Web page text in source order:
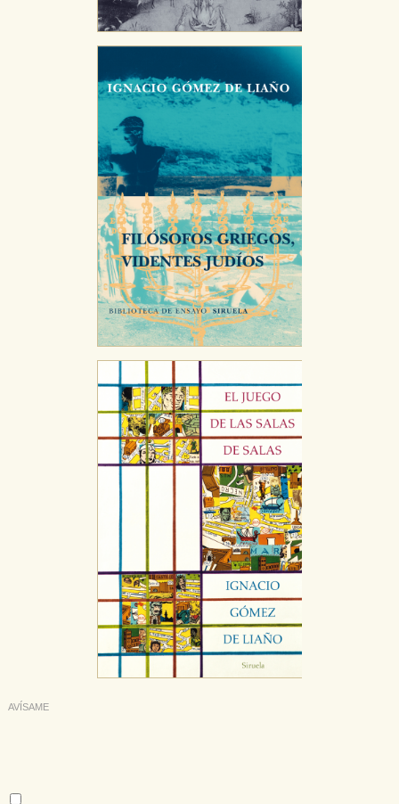
AVÍSAME